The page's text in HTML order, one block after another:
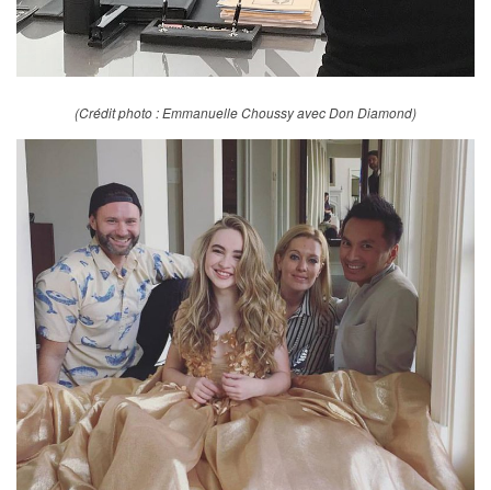
(Crédit photo : Emmanuelle Choussy avec Don Diamond)